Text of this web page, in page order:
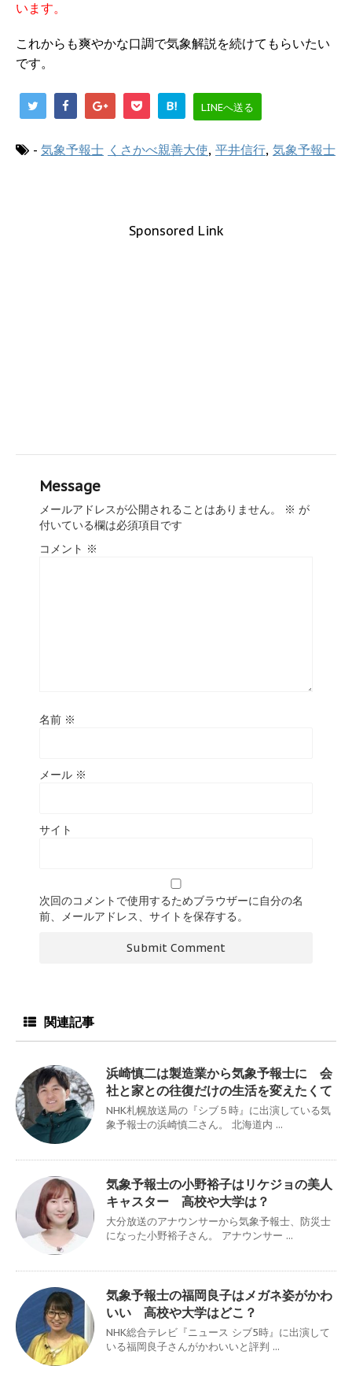
います。
これからも爽やかな口調で気象解説を続けてもらいたい
です。
B! LINEへ送る
- 気象予報士 くさかべ親善大使, 平井信行, 気象予報士
Sponsored Link
Message
メールアドレスが公開されることはありません。 ※ が
付いている欄は必須項目です
コメント ※
名前 ※
メール ※
サイト
次回のコメントで使用するためブラウザーに自分の名
前、メールアドレス、サイトを保存する。
関連記事
浜崎慎二は製造業から気象予報士に 会
社と家との往復だけの生活を変えたくて
NHK札幌放送局の『シブ５時』に出演している気
象予報士の浜崎慎二さん。 北海道内 ...
気象予報士の小野裕子はリケジョの美人
キャスター 高校や大学は？
大分放送のアナウンサーから気象予報士、防災士
になった小野裕子さん。 アナウンサー ...
気象予報士の福岡良子はメガネ姿がかわ
いい 高校や大学はどこ？
NHK総合テレビ『ニュース シブ5時』に出演して
いる福岡良子さんがかわいいと評判 ...